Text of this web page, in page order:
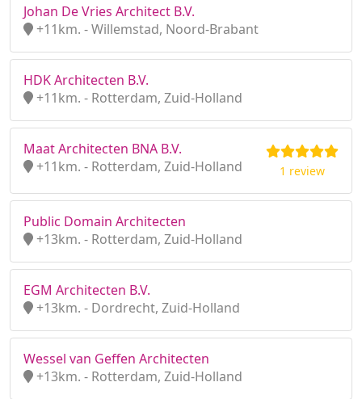
Johan De Vries Architect B.V.
+11km. - Willemstad, Noord-Brabant
HDK Architecten B.V.
+11km. - Rotterdam, Zuid-Holland
Maat Architecten BNA B.V.
+11km. - Rotterdam, Zuid-Holland
1 review
Public Domain Architecten
+13km. - Rotterdam, Zuid-Holland
EGM Architecten B.V.
+13km. - Dordrecht, Zuid-Holland
Wessel van Geffen Architecten
+13km. - Rotterdam, Zuid-Holland